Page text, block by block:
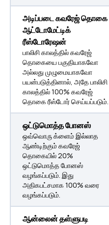
அடிப்படை கவரேஜ் தொகை
ஆட்டோமேட்டிக்
ரீஸ்டோரேஷன்
பாலிசி காலத்தில் கவரேஜ்
தொகையை பகுதியாகவோ
அல்லது முழுமையாகவோ
பயன்படுத்தினால், அதே பாலிசி
காலத்தில் 100% கவரேஜ்
தொகை ரீஸ்டோர் செய்யப்படும்.
ஒட்டுமொத்த போனஸ்
ஒவ்வொரு க்ளைம் இல்லாத
ஆண்டிற்கும் கவரேஜ்
தொகையில் 20%
ஒட்டுமொத்த போனஸ்
வழங்கப்படும். இது
அதிகபட்சமாக 100% வரை
வழங்கப்படும்.
ஆன்லைன் தள்ளுபடி